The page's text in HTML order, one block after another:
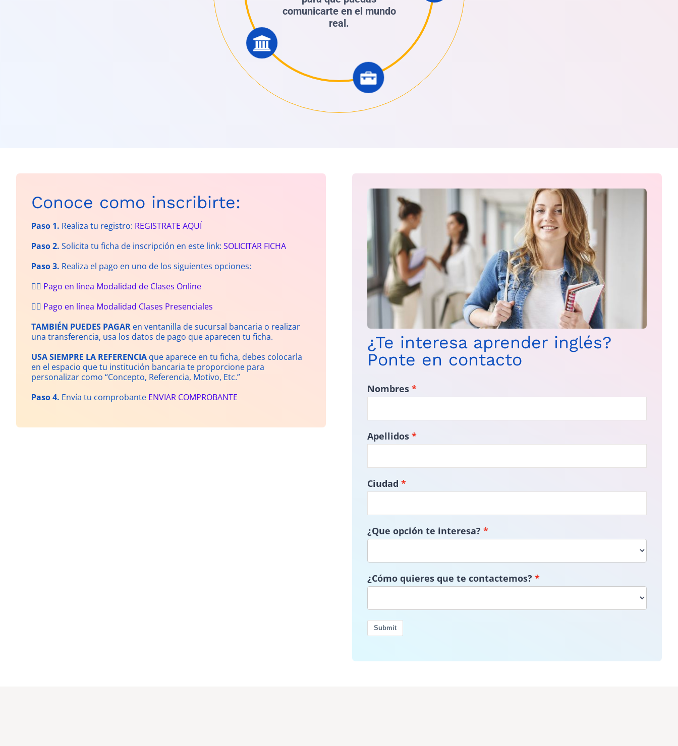
comunicarte en el mundo
real.
Conoce como inscribirte:
Paso 1. Realiza tu registro: REGISTRATE AQUÍ
Paso 2. Solicita tu ficha de inscripción en este link: SOLICITAR FICHA
Paso 3. Realiza el pago en uno de los siguientes opciones:
👉🏻 Pago en línea Modalidad de Clases Online
👉🏻 Pago en línea Modalidad Clases Presenciales
TAMBIÉN PUEDES PAGARen ventanilla de sucursal bancaria o realizar
una transferencia, usa los datos de pago que aparecen tu ficha.
USA SIEMPRE LA REFERENCIAque aparece en tu ficha, debes colocarla
en el espacio que tu institución bancaria te proporcione para
personalizar como “Concepto, Referencia, Motivo, Etc.”
Paso 4. Envía tu comprobante ENVIAR COMPROBANTE
¿Te interesa aprender inglés?
Ponte en contacto
Nombres
Apellidos
Ciudad
¿Que opción te interesa?
¿Cómo quieres que te contactemos?
Submit